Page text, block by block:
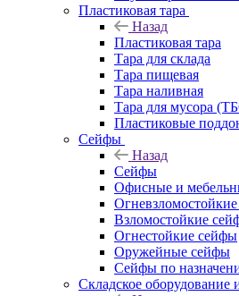
Пластиковая тара
Назад
Пластиковая тара
Тара для склада
Тара пищевая
Тара наливная
Тара для мусора
Пластиковые
Сейфы
Назад
Сейфы
Офисные и
Взломостойкие
Огнестойкие сейфы
Оружейные сейфы
Сейфы по
Складское оборудование